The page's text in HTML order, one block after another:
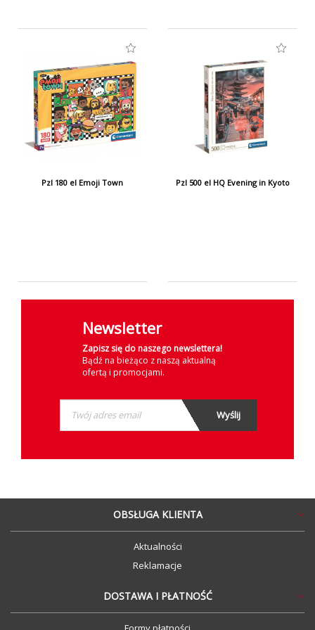
Pzl 180 el Emoji Town Pzl 500 el HQ Evening in Kyoto
Newsletter
Zapisz się do naszego newslettera!
Bądź na bieżąco z naszą aktualną
ofertą i promocjami.
OBSŁUGA KLIENTA
Aktualności
Reklamacje
DOSTAWA I PŁATNOŚĆ